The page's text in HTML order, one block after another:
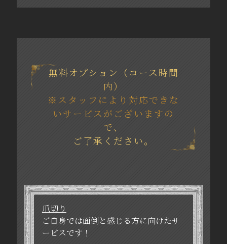
無料オプション（コース時間
内）
※スタッフにより対応できな
いサービスがございますの
で、
ご了承ください。
爪切り
ご自身では面倒と感じる方に向けたサ
ービスです！